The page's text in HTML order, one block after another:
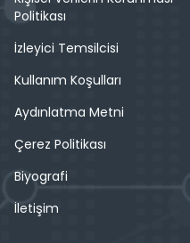
Politikası
İzleyici Temsilcisi
Kullanım Koşulları
Aydınlatma Metni
Çerez Politikası
Biyografi
İletişim